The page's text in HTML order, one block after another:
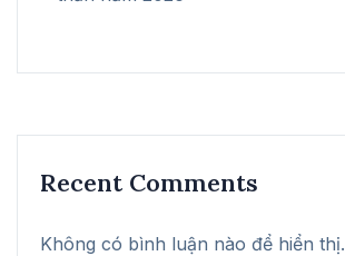
Recent Comments
Không có bình luận nào để hiển thị.